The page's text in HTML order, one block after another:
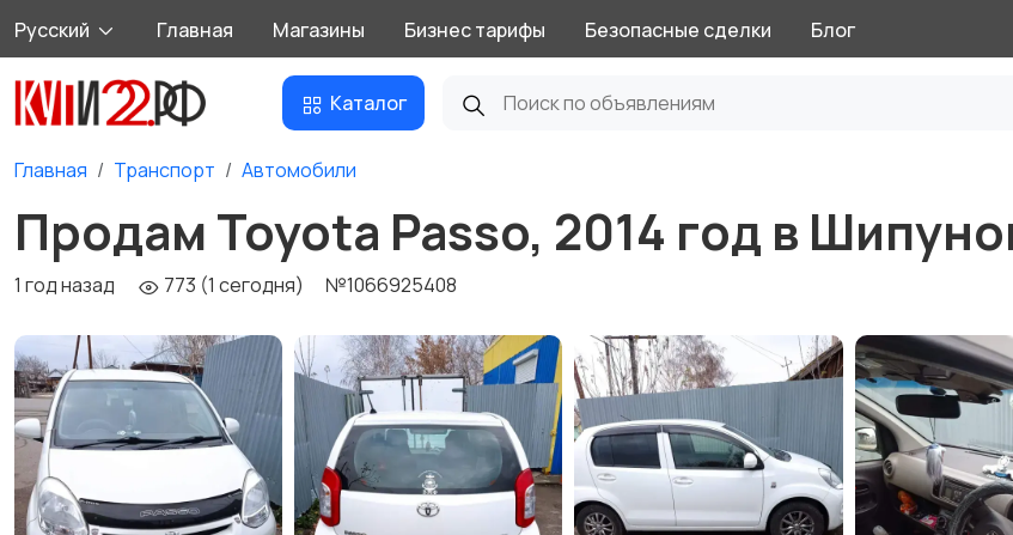
Русский Главная Магазины Бизнес тарифы Безопасные сделки Блог
Каталог
Главная Транспорт Автомобили
Продам Toyota Passo, 2014 год в
1 год назад 773 (1 сегодня) №1066925408